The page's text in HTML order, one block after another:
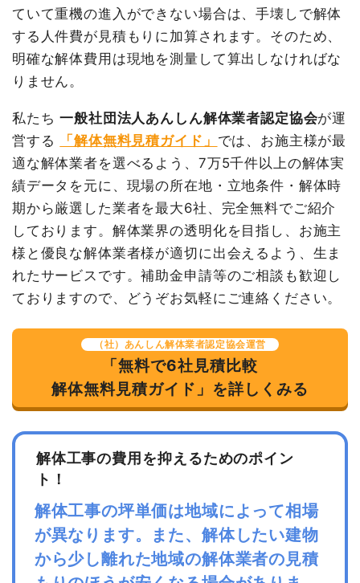
品名 数量 単価
金額
木造住宅42坪1階建て
42坪 28,869円
1,212,500円
養生費
60m² 1,800円
108,000円
植木・植栽撤去
諸経費
77,000円
値引き
300円
小計
1,690,000円
消費税
135,200円
合計金額
1,825,200円
ていて重機の進入ができない場合は、手壊しで解体
する人件費が見積もりに加算されます。そのため、
明確な解体費用は現地を測量して算出しなければな
りません。
私たち一般社団法人あんしん解体業者認定協会が運
営する
「解体無料見積ガイド」 では、お施主様が最
適な解体業者を選べるよう、7万5千件以上の解体実
績データを元に、現場の所在地・立地条件・解体時
期から厳選した業者を最大6社、完全無料でご紹介
しております。解体業界の透明化を目指し、お施主
様と優良な解体業者様が適切に出会えるよう、生ま
れたサービスです。補助金申請等のご相談も歓迎し
ておりますので、どうぞお気軽にご連絡ください。
（社）あんしん解体業者認定協会運営
「無料で6社見積比較
解体無料見積ガイド」を詳しくみる
解体工事の費用を抑えるためのポイン
ト！
解体工事の坪単価は地域によって相場
が異なります。また、解体したい建物
から少し離れた地域の解体業者の見積